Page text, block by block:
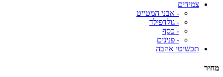
צמידים
- אבני המטייט
- גולדפילד
- כסף
- פנינים
תכשיטי אהבה
מחיר